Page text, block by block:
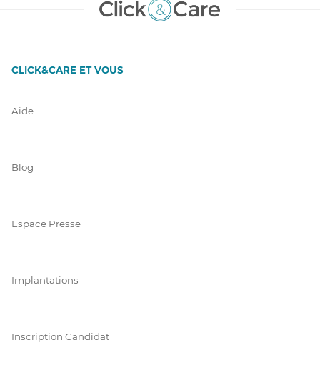
CLICK&CARE ET VOUS
Aide
Blog
Espace Presse
Implantations
Inscription Candidat